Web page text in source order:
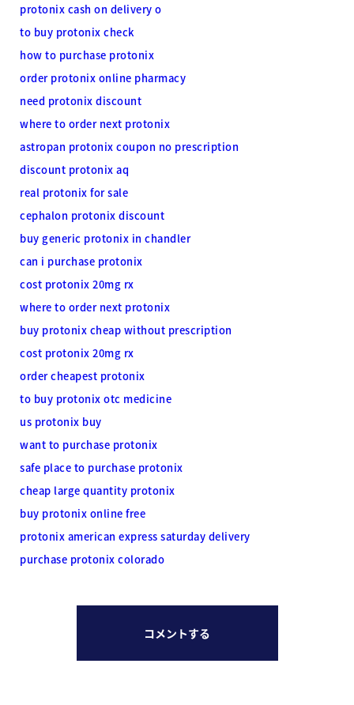
protonix cash on delivery o
to buy protonix check
how to purchase protonix
order protonix online pharmacy
need protonix discount
where to order next protonix
astropan protonix coupon no prescription
discount protonix aq
real protonix for sale
cephalon protonix discount
buy generic protonix in chandler
can i purchase protonix
cost protonix 20mg rx
where to order next protonix
buy protonix cheap without prescription
cost protonix 20mg rx
order cheapest protonix
to buy protonix otc medicine
us protonix buy
want to purchase protonix
safe place to purchase protonix
cheap large quantity protonix
buy protonix online free
protonix american express saturday delivery
purchase protonix colorado
コメントする